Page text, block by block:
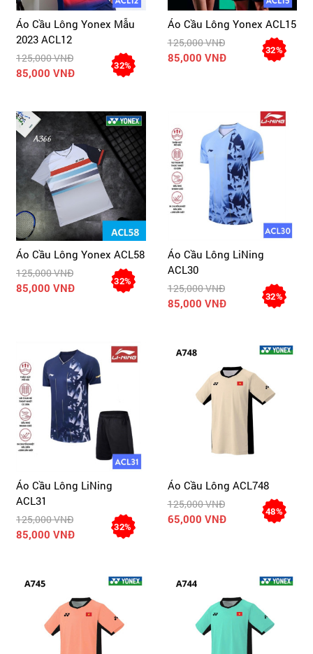
Áo Cầu Lông Yonex Mẫu
2023 ACL12
125,000 VNĐ
85,000 VNĐ
32%
Áo Cầu Lông Yonex ACL15
125,000 VNĐ
85,000 VNĐ
32%
Áo Cầu Lông Yonex ACL58
125,000 VNĐ
85,000 VNĐ
32%
Áo Cầu Lông LiNing
ACL30
125,000 VNĐ
85,000 VNĐ
32%
Áo Cầu Lông LiNing
ACL31
125,000 VNĐ
85,000 VNĐ
32%
Áo Cầu Lông ACL748
125,000 VNĐ
65,000 VNĐ
48%